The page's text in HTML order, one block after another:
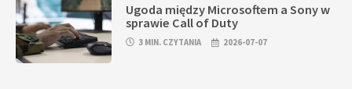
Ugoda między Microsoftem a Sony w
sprawie Call of Duty
3 MIN. CZYTANIA 2026-07-07